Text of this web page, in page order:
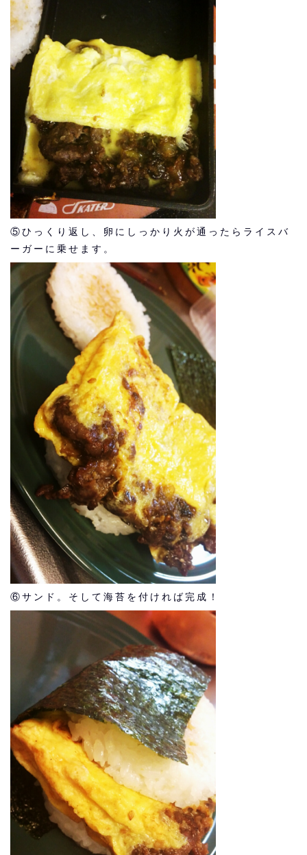
⑤ひっくり返し、卵にしっかり火が通ったらライスバ
ーガーに乗せます。
⑥サンド。そして海苔を付ければ完成！